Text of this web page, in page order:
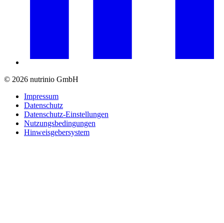
© 2026 nutrinio GmbH
Impressum
Datenschutz
Datenschutz-Einstellungen
Nutzungsbedingungen
Hinweisgebersystem